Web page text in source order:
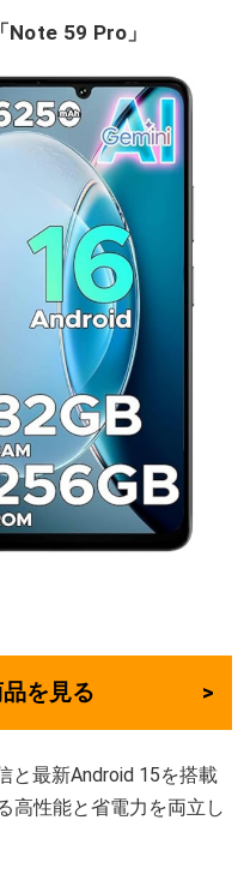
Note 59 Pro」
を見る
と最新Android 15を搭載
高性能と省電力を両立し